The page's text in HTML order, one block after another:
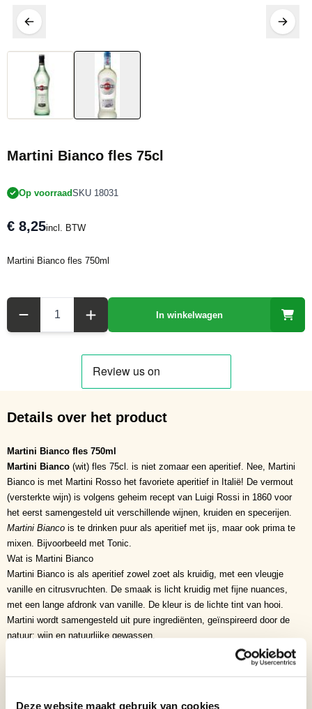
Deze website maakt gebruik van cookies
Martini Bianco fles 75cl
Op voorraadSKU 18031
€ 8,25incl. BTW
Martini Bianco fles 750ml
In winkelwagen
Details over het product
Martini Bianco fles 750ml
Martini Bianco (wit) fles 75cl. is niet zomaar een aperitief. Nee, Martini
Bianco is met Martini Rosso het favoriete aperitief in Italië! De vermout
(versterkte wijn) is volgens geheim recept van Luigi Rossi in 1860 voor
het eerst samengesteld uit verschillende wijnen, kruiden en specerijen.
Martini Bianco is te drinken puur als aperitief met ijs, maar ook prima te
mixen. Bijvoorbeeld met Tonic.
Wat is Martini Bianco
Martini Bianco is als aperitief zowel zoet als kruidig, met een vleugje
vanille en citrusvruchten. De smaak is licht kruidig met fijne nuances,
met een lange afdronk van vanille. De kleur is de lichte tint van hooi.
Martini wordt samengesteld uit pure ingrediënten, geïnspireerd door de
natuur: wijn en natuurlijke gewassen.
Puur of met ijs, in de mix of in een lekkere cocktail, met Martini Bianco is